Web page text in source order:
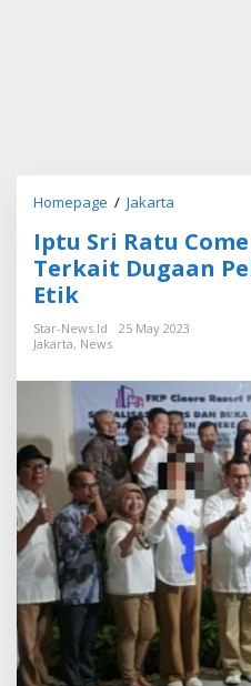
Homepage / Jakarta
t
u
S
i
t
u
C
o
m
e
R
i
h
B
e
r
s
u
a
Iptu Sri Ratu
Terkait Dugaan
Etik
Star-News.id
25 May 2023
Jakarta, News